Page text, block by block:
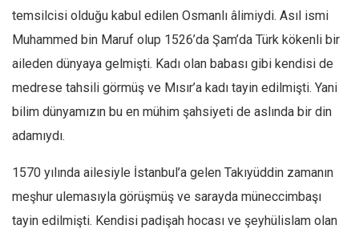
Satış noktası listesi
Eksik sayıların temini
Sosyal Medya
Twitter
YouTube
Editörden
temsilcisi olduğu kabul edilen Osmanlı âlimiydi. Asıl ismi
Muhammed bin Maruf olup 1526’da Şam’da Türk kökenli bir
aileden dünyaya gelmişti. Kadı olan babası gibi kendisi de
medrese tahsili görmüş ve Mısır’a kadı tayin edilmişti. Yani
bilim dünyamızın bu en mühim şahsiyeti de aslında bir din
adamıydı.
1570 yılında ailesiyle İstanbul’a gelen Takıyüddin zamanın
meşhur ulemasıyla görüşmüş ve sarayda müneccimbaşı
tayin edilmişti. Kendisi padişah hocası ve şeyhülislam olan